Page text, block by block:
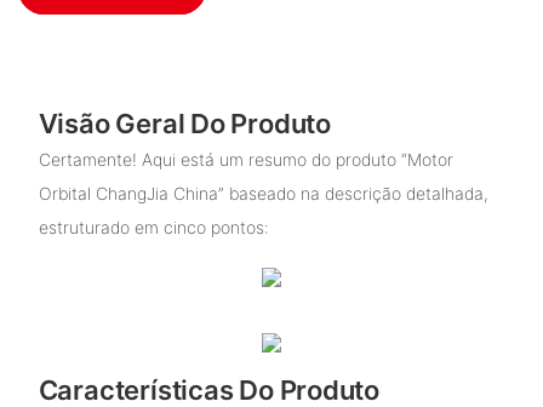
Visão Geral Do Produto
Certamente! Aqui está um resumo do produto “Motor
Orbital ChangJia China” baseado na descrição detalhada,
estruturado em cinco pontos:
Características Do Produto